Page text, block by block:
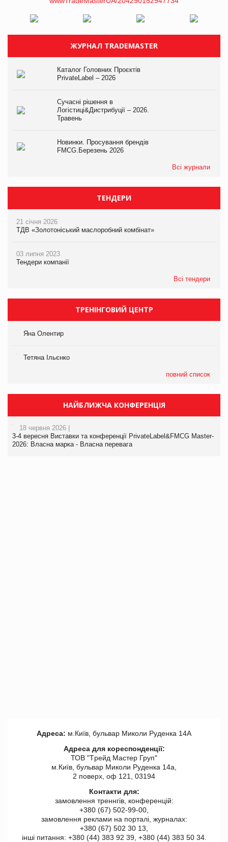
ЖУРНАЛ TRADEMASTER
Каталог Головних Проєктів
PrivateLabel – 2026
Сучасні рішення в
Логістиці&Дистрибуції – 2026.
Травень
Новинки. Просування брендів
FMCG.Березень 2026
Всі журнали
ТЕНДЕРИ
21 січня 2026
ТДВ «Золотоніський маслоробний комбінат»
03 липня 2023
Тендери компанії
Всі тендери
ТРЕНІНГОВИЙ ЦЕНТР
Яна Олентир
Тетяна Ільєнко
повний список
НАЙБЛИЖЧА КОНФЕРЕНЦІЯ
18 червня 2026 |
3-4 вересня Виставки та конференції PrivateLabel&FMCG Master-
2026: Власна марка - Власна перевага
Адреса: м.Київ, бульвар Миколи Руденка 14А
Адреса для кореспонденції:
ТОВ "Tрейд Мастер Груп"
м.Київ, бульвар Миколи Руденка 14а,
2 поверх, оф 121, 03194
Контакти для:
замовлення треннгів, конференцій:
+380 (67) 502-99-00,
замовлення реклами на порталі, журналах:
+380 (67) 502 30 13,
інші питання: +380 (44) 383 92 39, +380 (44) 383 50 34.